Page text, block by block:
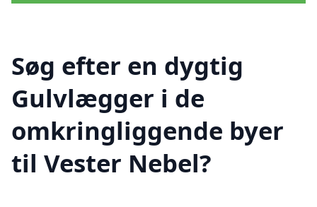
Søg efter en dygtig
Gulvlægger i de
omkringliggende byer
til Vester Nebel?